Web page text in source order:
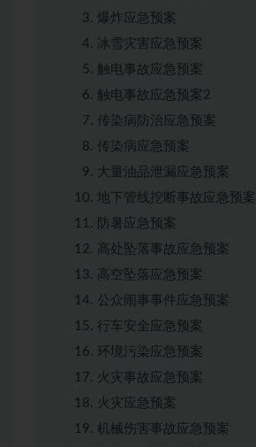
爆炸应急预案
冰雪灾害应急预案
触电事故应急预案
触电事故应急预案2
传染病防治应急预案
传染病应急预案
大量油品泄漏应急预案
地下管线挖断事故应急预案
防暑应急预案
高处坠落事故应急预案
高空坠落应急预案
公众闹事事件应急预案
行车安全应急预案
环境污染应急预案
火灾事故应急预案
火灾应急预案
机械伤害事故应急预案